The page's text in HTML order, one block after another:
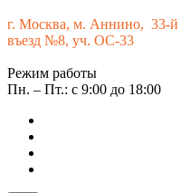
г. Москва, м. Аннино, 33-
въезд №8, уч. ОС-33
Режим работы
Пн. – Пт.: с 9:00 до 18:00